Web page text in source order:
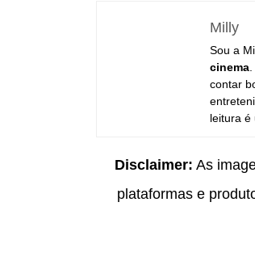
Milly
Sou a
cinema.
contar
leitura é
Disclaimer: As
plataformas e